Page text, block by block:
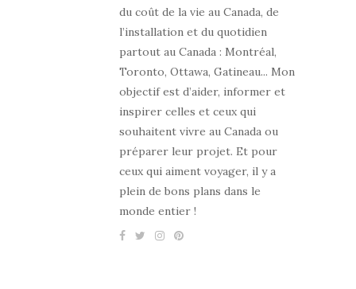
du coût de la vie au Canada, de
l’installation et du quotidien
partout au Canada : Montréal,
Toronto, Ottawa, Gatineau... Mon
objectif est d’aider, informer et
inspirer celles et ceux qui
souhaitent vivre au Canada ou
préparer leur projet. Et pour
ceux qui aiment voyager, il y a
plein de bons plans dans le
monde entier !